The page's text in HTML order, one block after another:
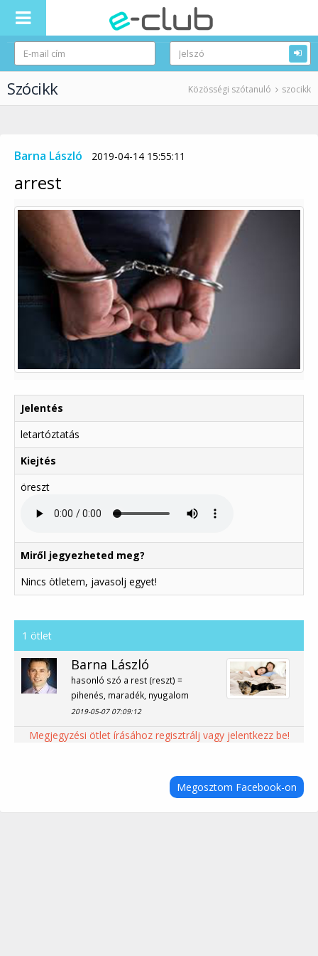
Szócikk Közösségi szótanuló szocikk
Barna László 2019-04-14 15:55:11
arrest
Jelentés
letartóztatás
Kiejtés
öreszt
Miről jegyezheted meg?
Nincs ötletem, javasolj egyet!
1 ötlet
Barna László
hasonló szó a rest (reszt) =
pihenés, maradék, nyugalom
2019-05-07 07:09:12
Megjegyzési ötlet írásához regisztrálj vagy jelentkezz be!
Megosztom Facebook-on